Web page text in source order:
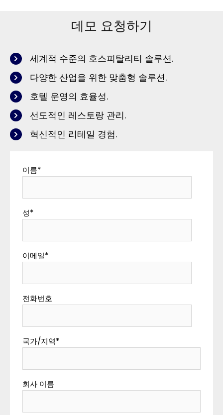
데모 요청하기
세계적 수준의 호스피탈리티 솔루션.
다양한 산업을 위한 맞춤형 솔루션.
호텔 운영의 효율성.
선도적인 레스토랑 관리.
혁신적인 리테일 경험.
이름*
성*
이메일*
전화번호
국가/지역*
회사 이름